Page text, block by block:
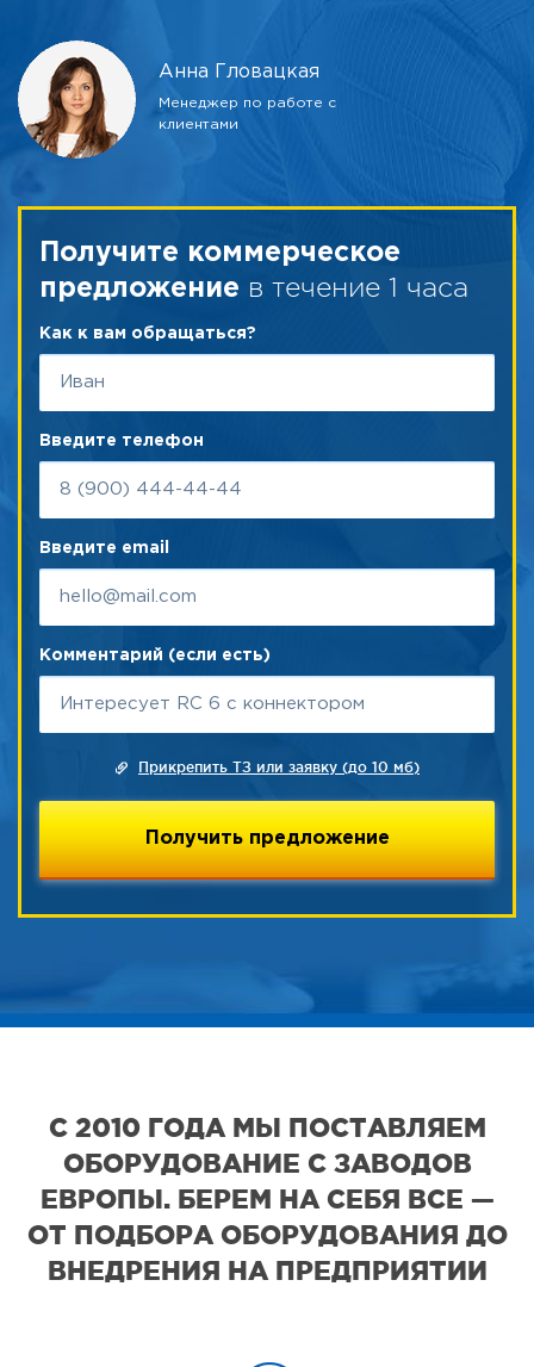
Анна Гловацкая
Менеджер по работе с
клиентами
Получите коммерческое
предложение в течение 1 часа
Как к вам обращаться?
Введите телефон
Введите email
Комментарий (если есть)
Прикрепить ТЗ или заявку (до 10 мб)
С 2010 ГОДА МЫ ПОСТАВЛЯЕМ
ОБОРУДОВАНИЕ С ЗАВОДОВ
ЕВРОПЫ. БЕРЕМ НА СЕБЯ ВСЕ —
ОТ ПОДБОРА ОБОРУДОВАНИЯ ДО
ВНЕДРЕНИЯ НА ПРЕДПРИЯТИИ